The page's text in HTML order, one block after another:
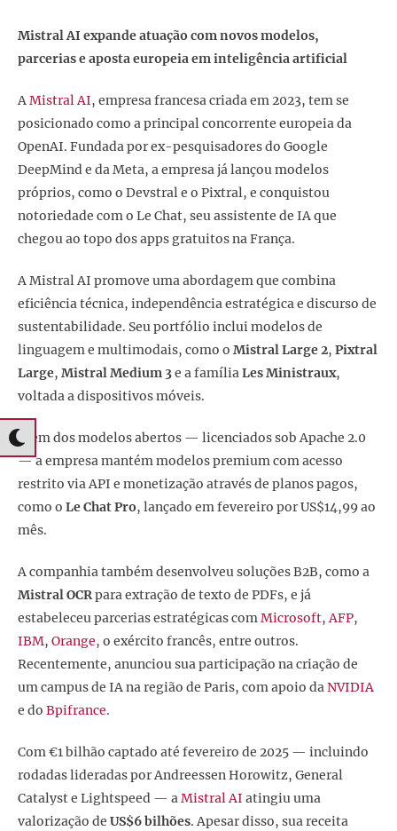
Mistral AI expande atuação com novos modelos,
parcerias e aposta europeia em inteligência artificial
AMistral AI, empresa francesa criada em 2023, tem se
posicionado como a principal concorrente europeia da
OpenAI. Fundada por ex-pesquisadores do Google
DeepMind e da Meta, a empresa já lançou modelos
próprios, como o Devstral e o Pixtral, e conquistou
notoriedade com o Le Chat, seu assistente de IA que
chegou ao topo dos apps gratuitos na França.
A Mistral AI promove uma abordagem que combina
eficiência técnica, independência estratégica e discurso de
sustentabilidade. Seu portfólio inclui modelos de
linguagem e multimodais, como o Mistral Large 2, Pixtral
Large, Mistral Medium 3e a famíliaLes Ministraux,
voltada a dispositivos móveis.
Além dos modelos abertos — licenciados sob Apache 2.0
— a empresa mantém modelos premium com acesso
restrito via API e monetização através de planos pagos,
como o Le Chat Pro, lançado em fevereiro por US$14,99 ao
mês.
A companhia também desenvolveu soluções B2B, como a
Mistral OCRpara extração de texto de PDFs, e já
estabeleceu parcerias estratégicas comMicrosoft,AFP,
IBM, Orange, o exército francês, entre outros.
Recentemente, anunciou sua participação na criação de
um campus de IA na região de Paris, com apoio daNVIDIA
e do Bpifrance.
Com €1 bilhão captado até fevereiro de 2025 — incluindo
rodadas lideradas por Andreessen Horowitz, General
Catalyst e Lightspeed — aMistral AI atingiu uma
valorização de US$6 bilhões. Apesar disso, sua receita